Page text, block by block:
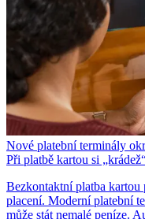
Nové platební terminály
Při platbě kartou si
Bezkontaktní platba kartou
placení. Moderní platební
může stát nemalé peníze.